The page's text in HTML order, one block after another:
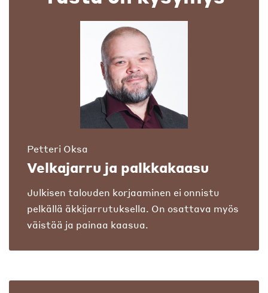
Petteri Oksa
Velkajarru ja palkkakaasu
Julkisen talouden korjaaminen ei onnistu
pelkällä äkkijarrutuksella. On osattava myös
väistää ja painaa kaasua.